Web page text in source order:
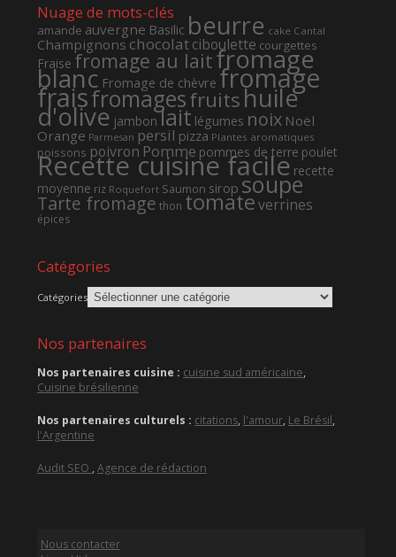
Nuage de mots-clés
amande auvergne Basilic beurre cake Cantal
Champignonschocolatciboulette courgettes
Fraise fromage au laitfromage
blanc Fromage de chèvre fromage
fraisfromagesfruitshuile
d'olive jambon lait légumes noix Noël
Orange Parmesan persil pizza Plantes aromatiques
poissons poivron Pomme pommes de terre poulet
Recette cuisine facile recette
moyenne riz Roquefort Saumon sirop soupe
Tarte fromage thon tomateverrines
épices
Catégories
Catégories
Nos partenaires
Nos partenaires cuisine : cuisine sud américaine,
Cuisine brésilienne
Nos partenaires culturels : citations, l'amour, Le Brésil,
l'Argentine
Audit SEO ,Agence de rédaction
Nous contacter